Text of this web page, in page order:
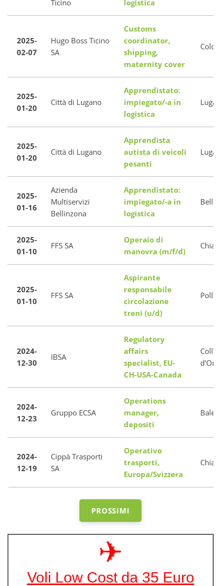
Ticino logistica
2025-
02-07
Hugo Boss Ticino
SA
Customs
coordinator,
shipping,
maternity cover
2025-
01-20
Città di Lugano
Apprendistato:
impiegato/-a in
logistica
2025-
01-20
Città di Lugano
Apprendista
autista di veicoli
pesanti
2025-
01-16
Azienda
Multiservizi
Bellinzona
Apprendistato:
impiegato/-a in
logistica
2025-
01-10
FFS SA
Operaio di
manovra (m/f/d)
2025-
01-10
FFS SA
Aspirante
responsabile
circolazione
treni (u/d)
2024-
12-30
IBSA
Regulatory
affairs
specialist, EU-
CH-USA-Canada
d'Oro
2024-
12-23
Gruppo ECSA
Operations
manager,
depositi
2024-
12-19
Cippà Trasporti
SA
Operativo
trasporti,
Europa/Svizzera
PROSSIMI